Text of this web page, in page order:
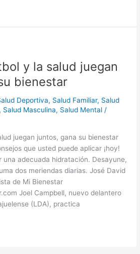
y la salud juegan
bienestar
Deportiva, Salud Familiar, Salud
, Salud Masculina, Salud Mental /
juegan juntos, gana su bienestar
que usted puede aplicar ¡hoy!
una adecuada hidratación. Desayune,
dos meriendas diarias. José David
de Mi Bienestar
Joel Campbell, nuevo delantero
(LDA), practica